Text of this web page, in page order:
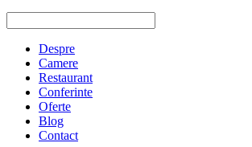
Despre
Camere
Restaurant
Conferinte
Oferte
Blog
Contact